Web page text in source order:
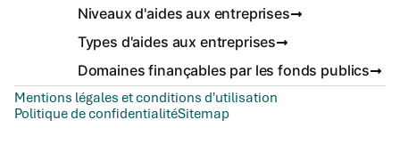
Niveaux d'aides aux entreprises
Types d'aides aux entreprises
Domaines finançables par les fonds publics
Mentions légales et conditions d'utilisation
Politique de confidentialitéSitemap